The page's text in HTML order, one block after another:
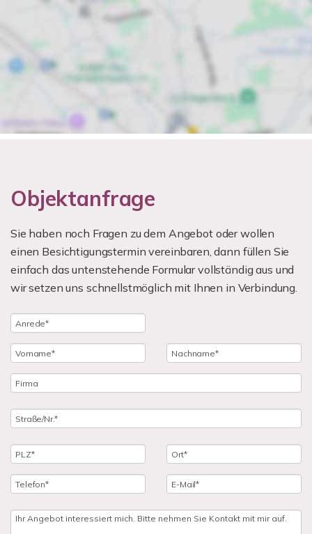
Objektanfrage
Sie haben noch Fragen zu dem Angebot oder wollen
einen Besichtigungstermin vereinbaren, dann füllen Sie
einfach das untenstehende Formular vollständig aus und
wir setzen uns schnellstmöglich mit Ihnen in Verbindung.